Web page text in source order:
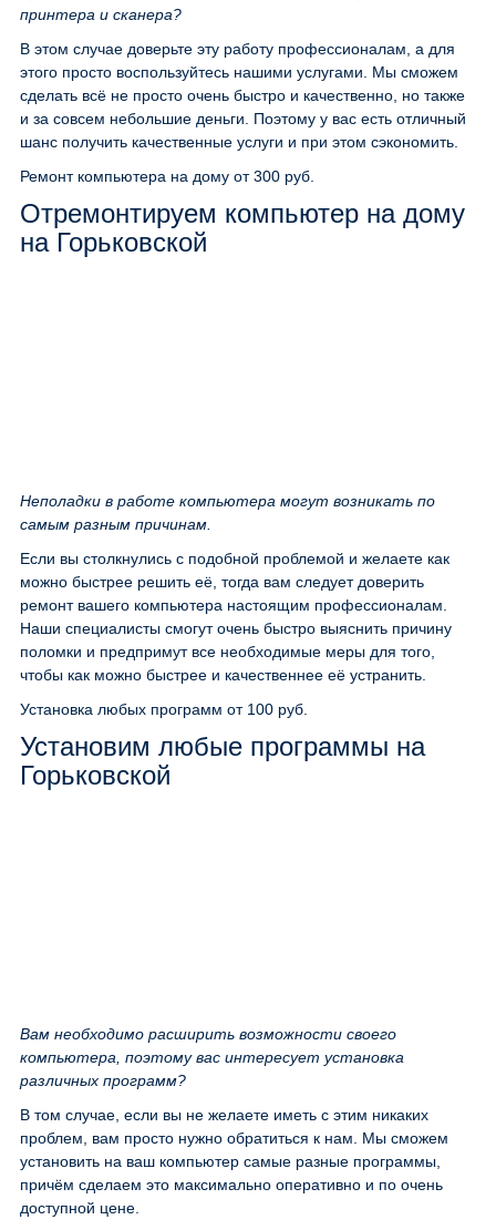
принтера и сканера?
В этом случае доверьте эту работу профессионалам, а для
этого просто воспользуйтесь нашими услугами. Мы сможем
сделать всё не просто очень быстро и качественно, но также
и за совсем небольшие деньги. Поэтому у вас есть отличный
шанс получить качественные услуги и при этом сэкономить.
Ремонт компьютера на дому от 300 руб.
Отремонтируем компьютер на дому
на Горьковской
Неполадки в работе компьютера могут возникать по
самым разным причинам.
Если вы столкнулись с подобной проблемой и желаете как
можно быстрее решить её, тогда вам следует доверить
ремонт вашего компьютера настоящим профессионалам.
Наши специалисты смогут очень быстро выяснить причину
поломки и предпримут все необходимые меры для того,
чтобы как можно быстрее и качественнее её устранить.
Установка любых программ от 100 руб.
Установим любые программы на
Горьковской
Вам необходимо расширить возможности своего
компьютера, поэтому вас интересует установка
различных программ?
В том случае, если вы не желаете иметь с этим никаких
проблем, вам просто нужно обратиться к нам. Мы сможем
установить на ваш компьютер самые разные программы,
причём сделаем это максимально оперативно и по очень
доступной цене.